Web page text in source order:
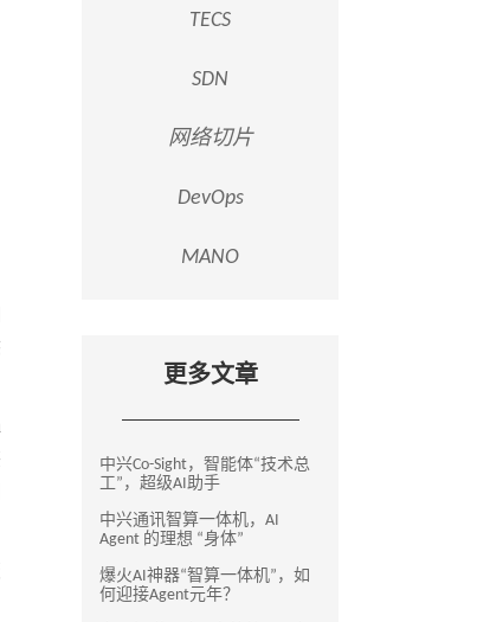
TECS
SDN
网络切片
DevOps
MANO
更多文章
中兴Co-Sight，智能体“技术总
工”，超级AI助手
中兴通讯智算一体机，AI
Agent 的理想 “身体”
爆火AI神器“智算一体机”，如
何迎接Agent元年？